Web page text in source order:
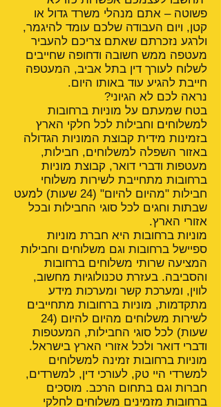
פשוטה – אתם מנהלי משרד גדול או
קטן, ויום העבודה שלכם עומד להיגמר,
ולרגע נזכרתם שאתם צריכם להעביר
מעטפה ממש חשובה ודחופה שחייבים
לשלוח לעורך דין בתל אביב, המעטפה
חייבת להגיע עוד באותו היום.
נראה לכם לא הגיוני?
בטח שמעתם על מוניות ברחובות
למשלוחים וחבילות לכל חלקי הארץ
בזמינות מידית קבוצת המוניות הגדולה
באזור השפלה למשלוחים, חבילות,
מעטפות ודברי דואר, קבוצת מוניות
ברחובות מתחייבת לשירות משלוחי
חבילות "מהיום להיום" (24 שעות) למעט
שבתות וחגים לכל סוגי החבילות ובכל
אזורי הארץ.
מוניות ברחובות היא חברת מוניות
ספיישל ברחובות וגם משלוחים וחבילות
המציעה שרותי משלוחים ברחובות
והסביבה. בעזרת טכנולוגיות מחשוב,
לווין, ומערכת קשר ומערכות מידע
מתקדמות, מוניות ברחובות מתחייבים
לשירות משלוחים מהיום להיום (24
שעות) לכל סוגי החבילות, המעטפות
ודברי דואר ולכל אזורי הארץ בישראל.
מוניות ברחובות זמינה למשלוחים
למשרדי היי טק, לעורכי דין, למשרדים,
חברות וגם בתחום הרכב. מוסכים
ברחובות מזמינים משלוחים לחלקי